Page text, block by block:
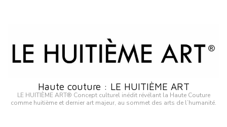
Haute couture : LE HUITIÈME ART
LE HUITIÈME ART® Concept culturel inédit révélant la Haute Couture
comme huitième et dernier art majeur, au sommet des arts de l’humanité.